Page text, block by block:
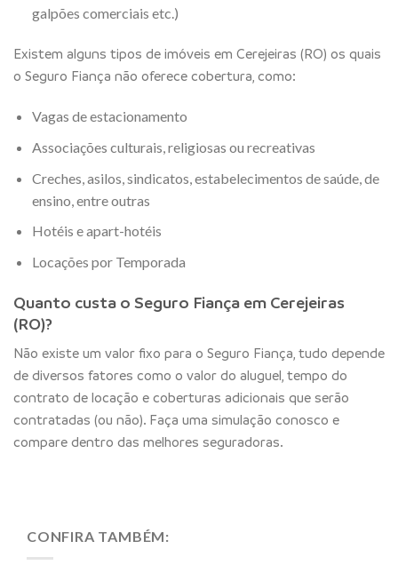
galpões comerciais etc.)
Existem alguns tipos de imóveis em Cerejeiras (RO) os quais
o Seguro Fiança não oferece cobertura, como:
Vagas de estacionamento
Associações culturais, religiosas ou recreativas
Creches, asilos, sindicatos, estabelecimentos de saúde, de
ensino, entre outras
Hotéis e apart-hotéis
Locações por Temporada
Quanto custa o Seguro Fiança em Cerejeiras
(RO)?
Não existe um valor fixo para o Seguro Fiança, tudo depende
de diversos fatores como o valor do aluguel, tempo do
contrato de locação e coberturas adicionais que serão
contratadas (ou não). Faça uma simulação conosco e
compare dentro das melhores seguradoras.
CONFIRA TAMBÉM: